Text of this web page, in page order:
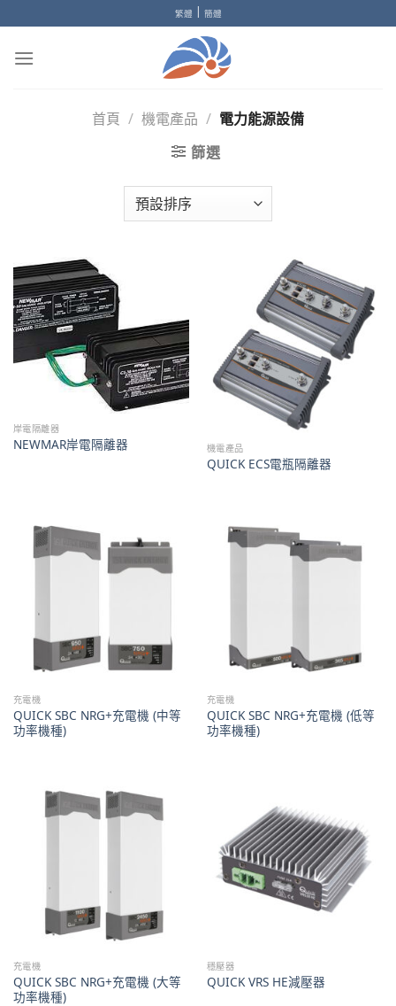
to
content
繁體 | 簡體
首頁 / 機電產品 / 電力能源設備
篩選
岸電隔離器
NEWMAR岸電隔離器 機電產品
QUICK ECS電瓶隔離器
充電機
QUICK SBC NRG+充電機 (中等
功率機種)
充電機
QUICK SBC NRG+充電機 (低等
功率機種)
充電機
QUICK SBC NRG+充電機 (大等
功率機種)
穩壓器
QUICK VRS HE減壓器